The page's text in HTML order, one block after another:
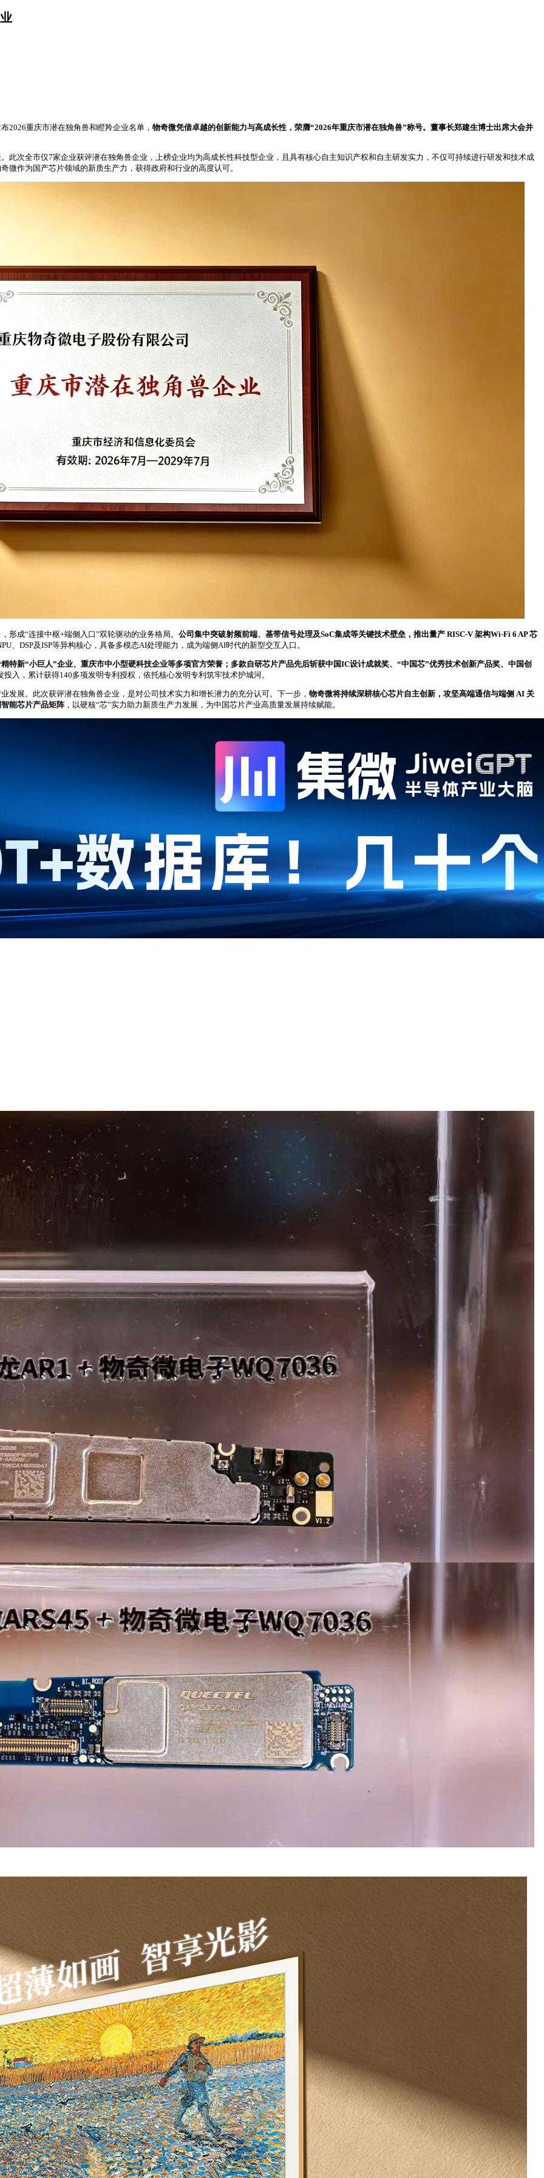
2026重庆市潜在独角兽和瞪羚企业名单， 物奇微凭借卓越的创新能力与高成长性，荣膺“2026年重庆市潜在独角兽”称号。董事长郑建生博士出席大会并
此次全市仅7家企业获评潜在独角兽企业，上榜企业均为高成长性科技型企业，且具有核心自主知识产权和自主研发实力，不仅可持续进行研发和技术成
作为国产芯片领域的新质生产力，获得政府和行业的高度认可。
成“连接中枢+端侧入口”双轮驱动的业务格局。 公司集中突破射频前端、基带信号处理及SoC集成等关键技术壁垒，推出量产 RISC-V 架构Wi-Fi 6 AP 芯
、DSP及ISP等异构核心，具备多模态AI处理能力，成为端侧AI时代的新型交互入口。
特新“小巨人”企业、重庆市中小型硬科技企业等多项官方荣誉；多款自研芯片产品先后斩获中国IC设计成就奖、“中国芯”优秀技术创新产品奖、中国创
入，累计获得140多项发明专利授权，依托核心发明专利筑牢技术护城河。
展。此次获评潜在独角兽企业，是对公司技术实力和增长潜力的充分认可。下一步， 物奇微将持续深耕核心芯片自主创新，攻坚高端通信与端侧 AI 关
能芯片产品矩阵 ，以硬核“芯”实力助力新质生产力发展，为中国芯片产业高质量发展持续赋能。